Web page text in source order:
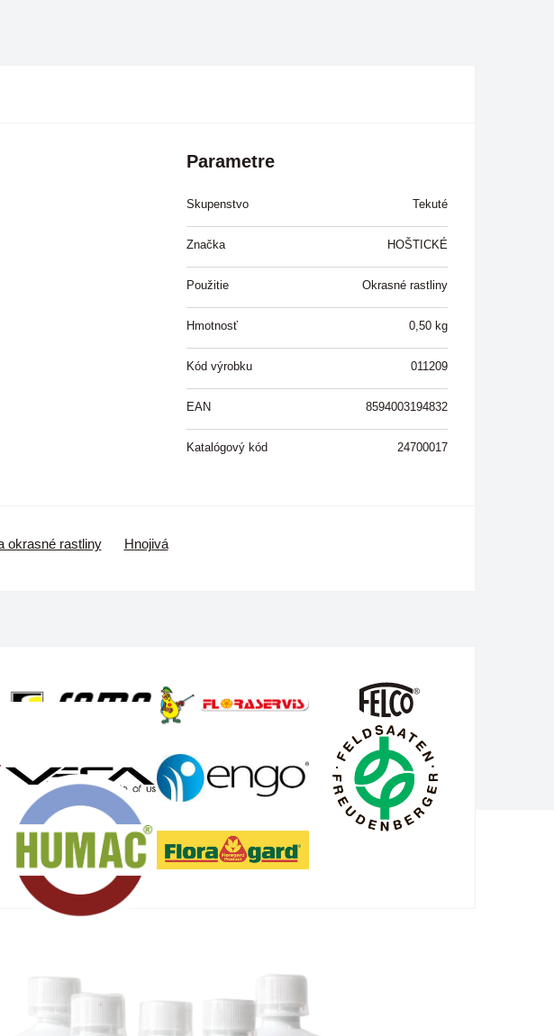
Parametre
Skupenstvo Tekuté
Značka HOŠTICKÉ
Použitie Okrasné rastliny
Hmotnosť 0,50 kg
Kód výrobku 011209
EAN 8594003194832
Katalógový kód 24700017
okrasné rastliny Hnojivá